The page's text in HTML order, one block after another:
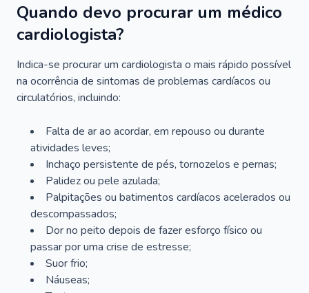
Quando devo procurar um médico
cardiologista?
Indica-se procurar um cardiologista o mais rápido possível
na ocorrência de sintomas de problemas cardíacos ou
circulatórios, incluindo:
Falta de ar ao acordar, em repouso ou durante
atividades leves;
Inchaço persistente de pés, tornozelos e pernas;
Palidez ou pele azulada;
Palpitações ou batimentos cardíacos acelerados ou
descompassados;
Dor no peito depois de fazer esforço físico ou
passar por uma crise de estresse;
Suor frio;
Náuseas;